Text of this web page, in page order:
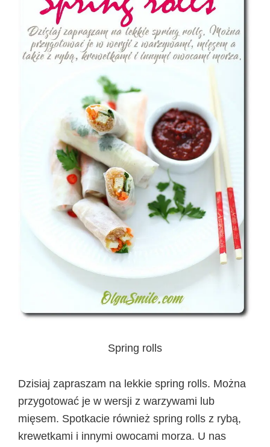
Spring rolls
Dzisiaj zapraszam na lekkie spring rolls. Można
przygotować je w wersji z warzywami lub
mięsem. Spotkacie również spring rolls z rybą,
krewetkami i innymi owocami morza. U nas